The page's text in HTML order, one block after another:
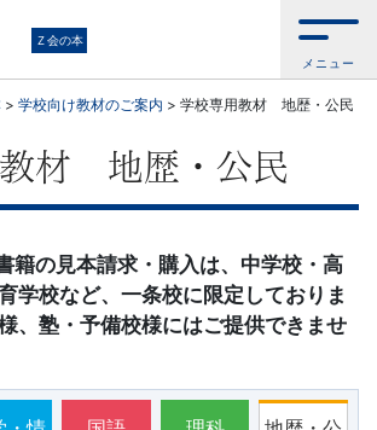
Ｚ会の本
メニュー
> 学校向け教材のご案内 > 学校専用教材 地歴・公民
材 地歴・公民
籍の見本請求・購入は、中学校・高
学校など、一条校に限定しておりま
、塾・予備校様にはご提供できませ